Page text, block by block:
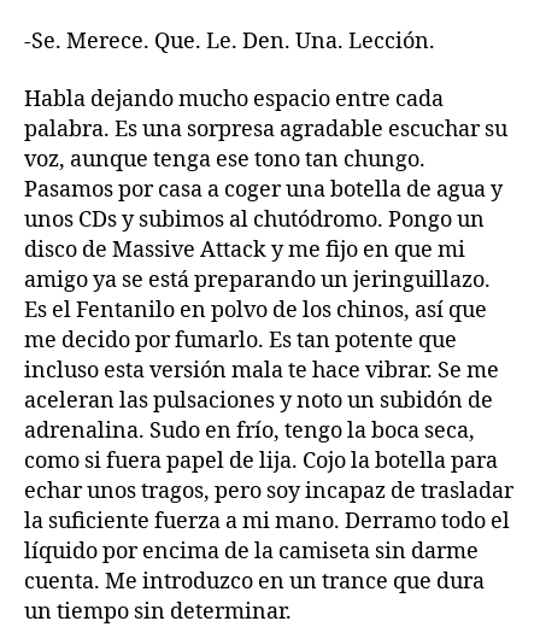
-Se. Merece. Que. Le. Den. Una. Lección.
Habla dejando mucho espacio entre cada
palabra. Es una sorpresa agradable escuchar su
voz, aunque tenga ese tono tan chungo.
Pasamos por casa a coger una botella de agua y
unos CDs y subimos al chutódromo. Pongo un
disco de Massive Attack y me fijo en que mi
amigo ya se está preparando un jeringuillazo.
Es el Fentanilo en polvo de los chinos, así que
me decido por fumarlo. Es tan potente que
incluso esta versión mala te hace vibrar. Se me
aceleran las pulsaciones y noto un subidón de
adrenalina. Sudo en frío, tengo la boca seca,
como si fuera papel de lija. Cojo la botella para
echar unos tragos, pero soy incapaz de trasladar
la suficiente fuerza a mi mano. Derramo todo el
líquido por encima de la camiseta sin darme
cuenta. Me introduzco en un trance que dura
un tiempo sin determinar.